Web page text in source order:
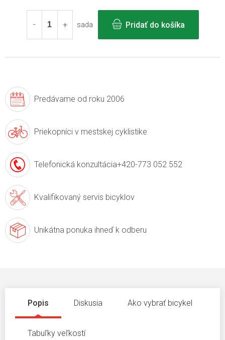
cena:
sada
Pridať do košíka
Predávame od roku 2006
Priekopníci v mestskej cyklistike
Telefonická konzultácia+420-773 052 552
Kvalifikovaný servis bicyklov
Unikátna ponuka ihneď k odberu
Popis Diskusia Ako vybrať bicykel
Tabuľky veľkostí